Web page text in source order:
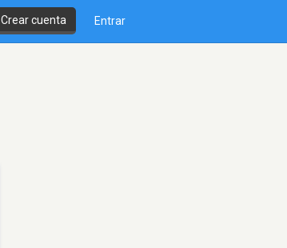
Crear cuenta Entrar